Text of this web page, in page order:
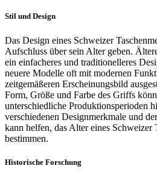
Stil und Design
Das Design eines Schweizer
Aufschluss über sein Alter geben.
ein einfacheres und traditionelleres
neuere Modelle oft mit modernen
zeitgemäßeren Erscheinungsbild
Form, Größe und Farbe des Griffs
unterschiedliche Produktionsperioden
verschiedenen Designmerkmale und
kann helfen, das Alter eines Schweizer
bestimmen.
Historische Forschung